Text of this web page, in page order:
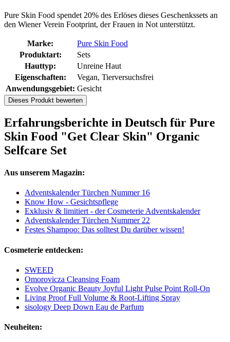
Pure Skin Food spendet 20% des Erlöses dieses Geschenkssets an
den Wiener Verein Footprint, der Frauen in Not unterstützt.
Marke:
Pure Skin Food
Produktart:
Sets
Hauttyp:
Unreine Haut
Eigenschaften:
Vegan, Tierversuchsfrei
Anwendungsgebiet: Gesicht
Dieses Produkt bewerten
Erfahrungsberichte in Deutsch für Pure
Skin Food "Get Clear Skin" Organic
Selfcare Set
Aus unserem Magazin:
Adventskalender Türchen Nummer 16
Know How - Gesichtspflege
Exklusiv & limitiert - der Cosmeterie Adventskalender
Adventskalender Türchen Nummer 22
Festes Shampoo: Das solltest Du darüber wissen!
Cosmeterie entdecken:
SWEED
Omorovicza Cleansing Foam
Evolve Organic Beauty Joyful Light Pulse Point Roll-On
Living Proof Full Volume & Root-Lifting Spray
sisology Deep Down Eau de Parfum
Neuheiten: